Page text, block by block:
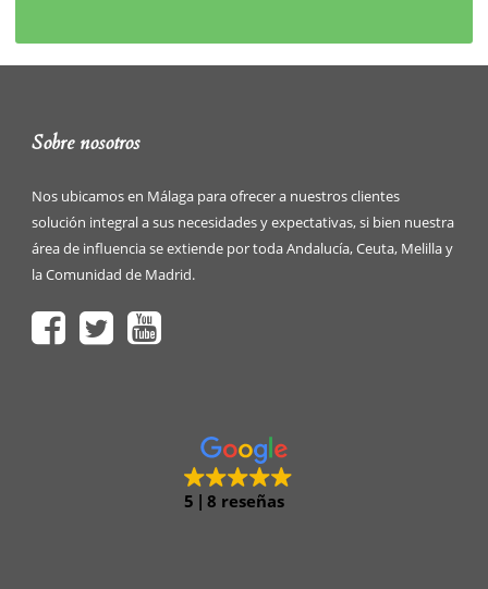
Sobre nosotros
Nos ubicamos en Málaga para ofrecer a nuestros clientes
solución integral a sus necesidades y expectativas, si bien nuestra
área de influencia se extiende por toda Andalucía, Ceuta, Melilla y
la Comunidad de Madrid.
5 8 reseñas